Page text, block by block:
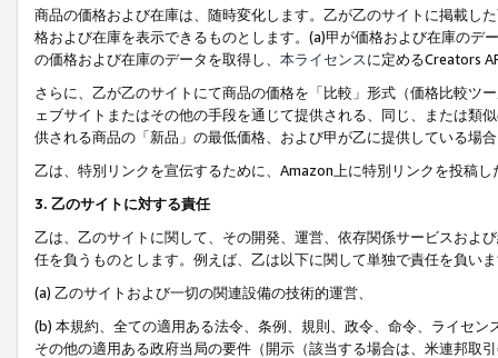
商品の価格および在庫は、随時変化します。乙が乙のサイトに掲載し
格および在庫を表示できるものとします。(a)甲が価格および在庫の
の価格および在庫のデータを取得し、 本ライセンスに定めるCreators
さらに、乙が乙のサイトにて商品の価格を「比較」形式（価格比較ツ
ェブサイトまたはその他の手段を通じて提供される、同じ、または類
供される商品の「新品」の最低価格、および甲が乙に提供している場
乙は、特別リンクを宣伝するために、Amazon上に特別リンクを投稿
3. 乙のサイトに対する責任
乙は、乙のサイトに関して、その開発、運営、依存関係サービスおよ
任を負うものとします。例えば、乙は以下に関して単独で責任を負い
(a) 乙のサイトおよび一切の関連設備の技術的運営、
(b) 本規約、全ての適用ある法令、条例、規則、政令、命令、ライセ
その他の適用ある政府当局の要件（開示（該当する場合は、米連邦取